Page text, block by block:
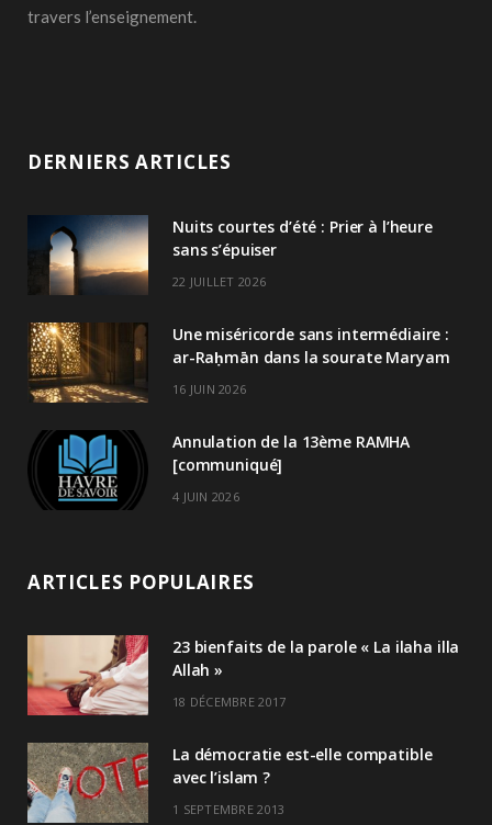
travers l’enseignement.
DERNIERS ARTICLES
Nuits courtes d’été : Prier à l’heure
sans s’épuiser
22 JUILLET 2026
Une miséricorde sans intermédiaire :
ar-Raḥmān dans la sourate Maryam
16 JUIN 2026
Annulation de la 13ème RAMHA
[communiqué]
4 JUIN 2026
ARTICLES POPULAIRES
23 bienfaits de la parole « La ilaha illa
Allah »
18 DÉCEMBRE 2017
La démocratie est-elle compatible
avec l’islam ?
1 SEPTEMBRE 2013